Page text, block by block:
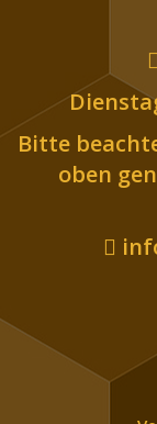
Bitte
oben